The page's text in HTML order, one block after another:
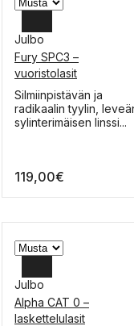
Julbo
Fury SPC3 –
vuoristolasit
Tällä
tuotteella
on
tehdä
Silmiinpistävän ja
radikaalin tyylin,
sylinterimäisen linssi...
119,00€
Julbo
Alpha CAT 0 –
laskettelulasit